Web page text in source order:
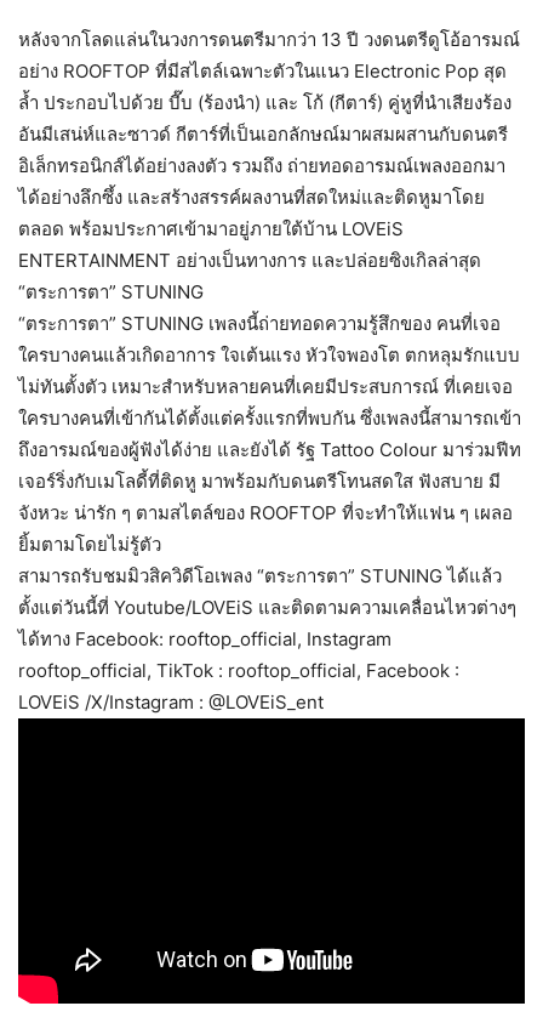
หลังจากโลดแล่นในวงการดนตรีมากว่า 13 ปี วงดนตรีดูโอ้อารมณ์
อย่าง ROOFTOP ที่มีสไตล์เฉพาะตัวในแนว Electronic Pop สุด
ล้ำ ประกอบไปด้วย บี๊บ (ร้องนำ) และ โก้ (กีตาร์) คู่หูที่นำเสียงร้อง
อันมีเสน่ห์และซาวด์ กีตาร์ที่เป็นเอกลักษณ์มาผสมผสานกับดนตรี
อิเล็กทรอนิกส์ได้อย่างลงตัว รวมถึง ถ่ายทอดอารมณ์เพลงออกมา
ได้อย่างลึกซึ้ง และสร้างสรรค์ผลงานที่สดใหม่และติดหูมาโดย
ตลอด พร้อมประกาศเข้ามาอยู่ภายใต้บ้าน LOVEiS
ENTERTAINMENT อย่างเป็นทางการ และปล่อยซิงเกิลล่าสุด
“ตระการตา” STUNING
“ตระการตา” STUNING เพลงนี้ถ่ายทอดความรู้สึกของ คนที่เจอ
ใครบางคนแล้วเกิดอาการ ใจเต้นแรง หัวใจพองโต ตกหลุมรักแบบ
ไม่ทันตั้งตัว เหมาะสำหรับหลายคนที่เคยมีประสบการณ์ ที่เคยเจอ
ใครบางคนที่เข้ากันได้ตั้งแต่ครั้งแรกที่พบกัน ซึ่งเพลงนี้สามารถเข้า
ถึงอารมณ์ของผู้ฟังได้ง่าย และยังได้ รัฐ Tattoo Colour มาร่วมฟีท
เจอร์ริ่งกับเมโลดี้ที่ติดหู มาพร้อมกับดนตรีโทนสดใส ฟังสบาย มี
จังหวะ น่ารัก ๆ ตามสไตล์ของ ROOFTOP ที่จะทำให้แฟน ๆ เผลอ
ยิ้มตามโดยไม่รู้ตัว
สามารถรับชมมิวสิควิดีโอเพลง “ตระการตา” STUNING ได้แล้ว
ตั้งแต่วันนี้ที่ Youtube/LOVEiS และติดตามความเคลื่อนไหวต่างๆ
ได้ทาง Facebook: rooftop_official, Instagram
rooftop_official, TikTok : rooftop_official, Facebook :
LOVEiS /X/Instagram : @LOVEiS_ent